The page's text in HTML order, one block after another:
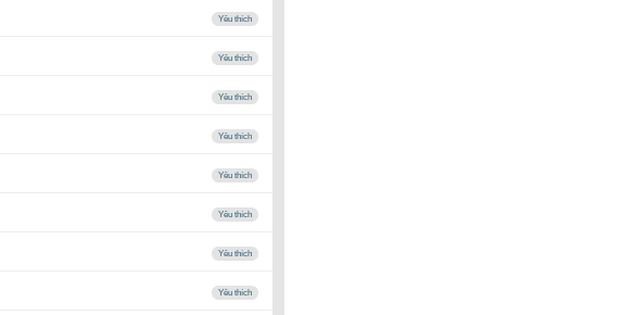
Yêu thích
Yêu thích
Yêu thích
Yêu thích
Yêu thích
Yêu thích
Yêu thích
Yêu thích